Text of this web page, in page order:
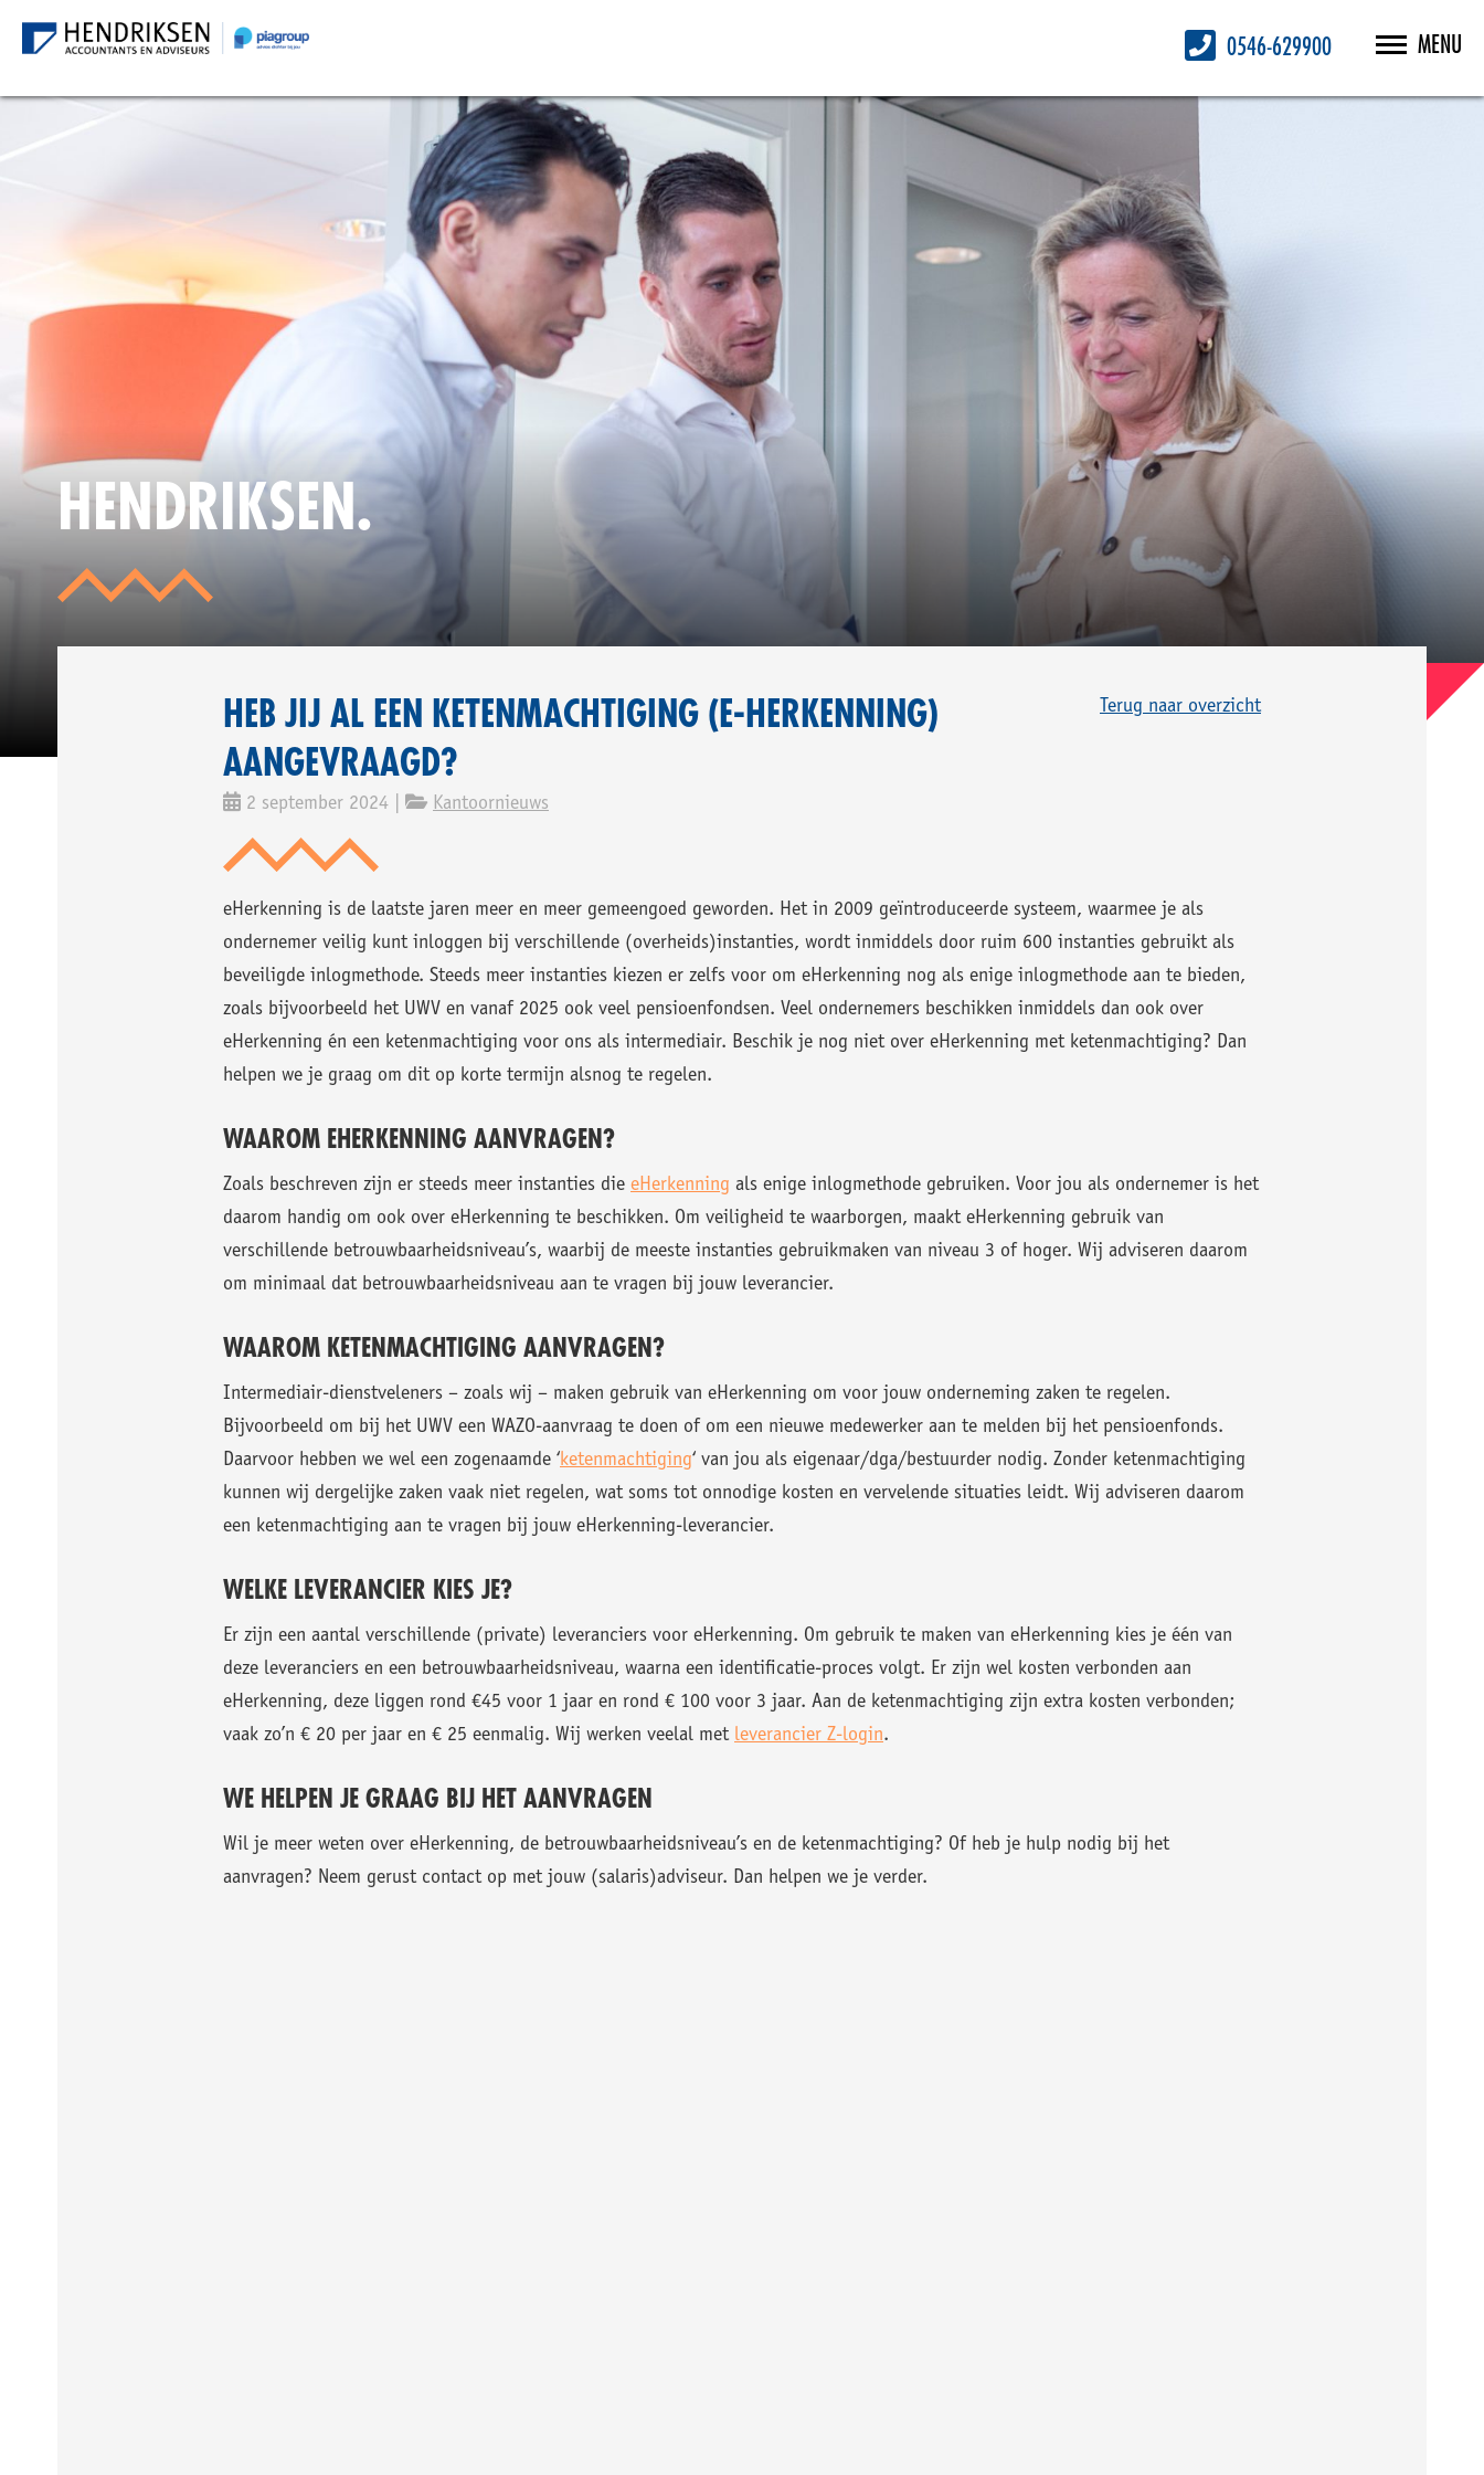
MENU
0546-629900
HENDRIKSEN. NIEUWS.
HEB JIJ AL EEN KETENMACHTIGING (E-HERKENNING)
AANGEVRAAGD?
2 september 2024 | Kantoornieuws
eHerkenning is de laatste jaren meer en meer gemeengoed geworden. Het in 2009 geïntroduceerde systeem, waarmee je als
ondernemer veilig kunt inloggen bij verschillende (overheids)instanties, wordt inmiddels door ruim 600 instanties gebruikt als
beveiligde inlogmethode. Steeds meer instanties kiezen er zelfs voor om eHerkenning nog als enige inlogmethode aan te bieden,
zoals bijvoorbeeld het UWV en vanaf 2025 ook veel pensioenfondsen. Veel ondernemers beschikken inmiddels dan ook over
eHerkenning én een ketenmachtiging voor ons als intermediair. Beschik je nog niet over eHerkenning met ketenmachtiging? Dan
helpen we je graag om dit op korte termijn alsnog te regelen.
WAAROM EHERKENNING AANVRAGEN?
Zoals beschreven zijn er steeds meer instanties die eHerkenning als enige inlogmethode gebruiken. Voor jou als ondernemer is het
daarom handig om ook over eHerkenning te beschikken. Om veiligheid te waarborgen, maakt eHerkenning gebruik van
verschillende betrouwbaarheidsniveau’s, waarbij de meeste instanties gebruikmaken van niveau 3 of hoger. Wij adviseren daarom
om minimaal dat betrouwbaarheidsniveau aan te vragen bij jouw leverancier.
WAAROM KETENMACHTIGING AANVRAGEN?
Intermediair-dienstveleners – zoals wij – maken gebruik van eHerkenning om voor jouw onderneming zaken te regelen.
Bijvoorbeeld om bij het UWV een WAZO-aanvraag te doen of om een nieuwe medewerker aan te melden bij het pensioenfonds.
Daarvoor hebben we wel een zogenaamde ‘ketenmachtiging‘ van jou als eigenaar/dga/bestuurder nodig. Zonder ketenmachtiging
kunnen wij dergelijke zaken vaak niet regelen, wat soms tot onnodige kosten en vervelende situaties leidt. Wij adviseren daarom
een ketenmachtiging aan te vragen bij jouw eHerkenning-leverancier.
WELKE LEVERANCIER KIES JE?
Er zijn een aantal verschillende (private) leveranciers voor eHerkenning. Om gebruik te maken van eHerkenning kies je één van
deze leveranciers en een betrouwbaarheidsniveau, waarna een identificatie-proces volgt. Er zijn wel kosten verbonden aan
eHerkenning, deze liggen rond €45 voor 1 jaar en rond € 100 voor 3 jaar. Aan de ketenmachtiging zijn extra kosten verbonden;
vaak zo’n € 20 per jaar en € 25 eenmalig. Wij werken veelal met leverancier Z-login.
WE HELPEN JE GRAAG BIJ HET AANVRAGEN
Wil je meer weten over eHerkenning, de betrouwbaarheidsniveau’s en de ketenmachtiging? Of heb je hulp nodig bij het
aanvragen? Neem gerust contact op met jouw (salaris)adviseur. Dan helpen we je verder.
Terug naar overzicht